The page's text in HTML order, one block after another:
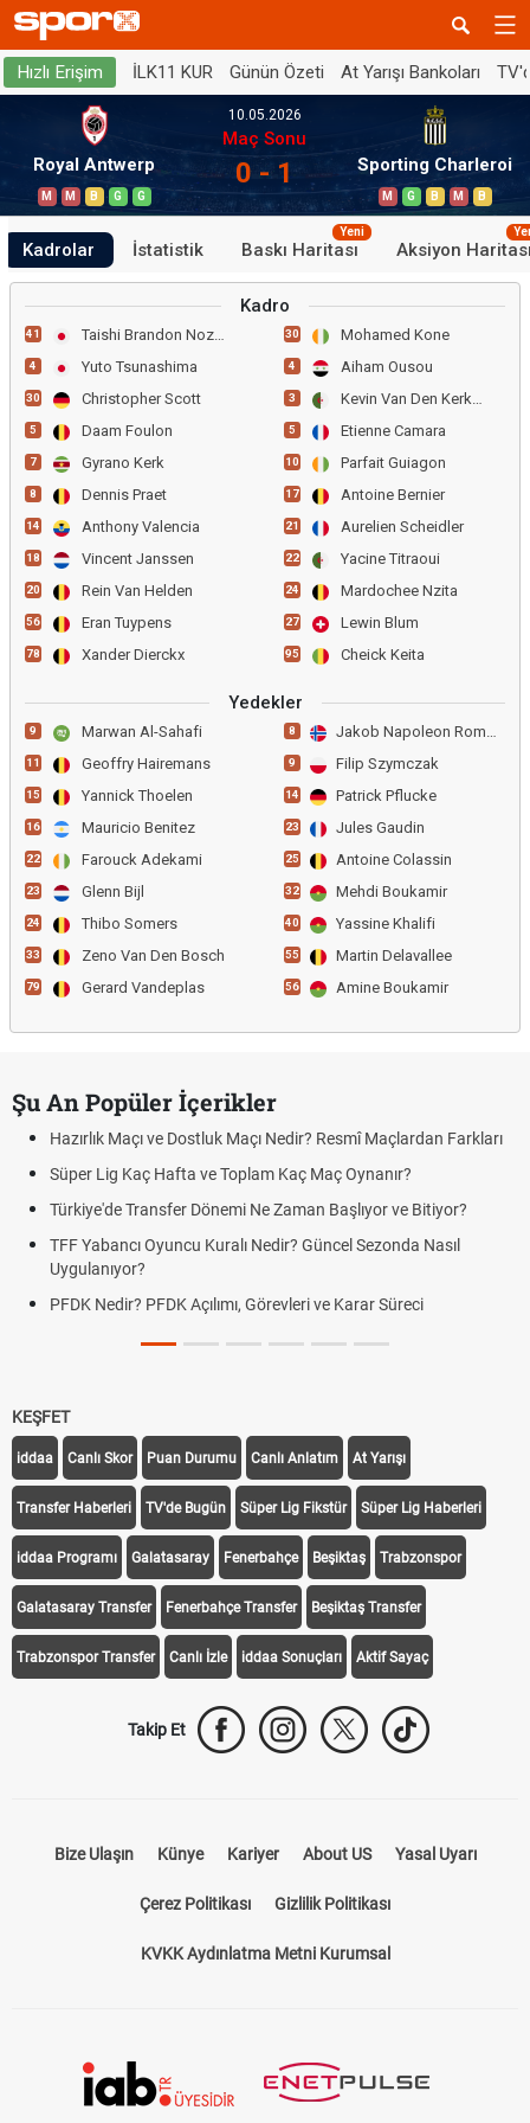
Hızlı Erişim İLK11 KUR Günün Özeti At Yarışı Bankoları
Royal Antwerp
M M B G G
10.05.2026
Maç Sonu
0 - 1 Sporting Charleroi
M G B M B
Kadrolar İstatistik Baskı Haritası
Yeni
Aksiyon
Kadro
41 Taishi Brandon Nozawa
4 Yuto Tsunashima
30 Christopher Scott
5 Daam Foulon
7 Gyrano Kerk
8 Dennis Praet
14 Anthony Valencia
18 Vincent Janssen
20 Rein Van Helden
56 Eran Tuypens
78 Xander Dierckx
30 Mohamed Kone
4 Aiham Ousou
3 Kevin Van Den Kerkhof
5 Etienne Camara
10 Parfait Guiagon
17 Antoine Bernier
21 Aurelien Scheidler
22 Yacine Titraoui
24 Mardochee Nzita
27 Lewin Blum
95 Cheick Keita
Yedekler
9 Marwan Al-Sahafi
11 Geoffry Hairemans
15 Yannick Thoelen
16 Mauricio Benitez
22 Farouck Adekami
23 Glenn Bijl
24 Thibo Somers
33 Zeno Van Den Bosch
79 Gerard Vandeplas
8 Jakob Napoleon Romsaas
9 Filip Szymczak
14 Patrick Pflucke
23 Jules Gaudin
25 Antoine Colassin
32 Mehdi Boukamir
40 Yassine Khalifi
55 Martin Delavallee
56 Amine Boukamir
Şu An Popüler İçerikler
Hazırlık Maçı ve Dostluk Maçı Nedir? Resmî Maçlardan Farkları
Süper Lig Kaç Hafta ve Toplam Kaç Maç Oynanır?
Türkiye'de Transfer Dönemi Ne Zaman Başlıyor ve Bitiyor?
TFF Yabancı Oyuncu Kuralı Nedir? Güncel Sezonda Nasıl
Uygulanıyor?
PFDK Nedir? PFDK Açılımı, Görevleri ve Karar Süreci
KEŞFET
iddaa Canlı Skor Puan Durumu Canlı Anlatım At Yarışı
Transfer Haberleri TV'de Bugün Süper Lig Fikstür Süper Lig Haberleri
iddaa Programı Galatasaray Fenerbahçe Beşiktaş Trabzonspor
Galatasaray Transfer Fenerbahçe Transfer Beşiktaş Transfer
Trabzonspor Transfer Canlı İzle iddaa Sonuçları Aktif Sayaç
Takip Et
Bize Ulaşın Künye Kariyer About US Yasal Uyarı
Çerez Politikası Gizlilik Politikası
KVKK Aydınlatma Metni Kurumsal